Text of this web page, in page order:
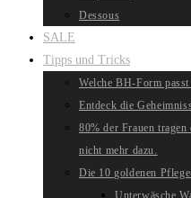
Dessous
SALE
Tipps und Tricks
Welche BH-Form
Entdeck die
80% der Frauen
nicht mehr dazu.
Die 10 goldenen
Unterwäsche